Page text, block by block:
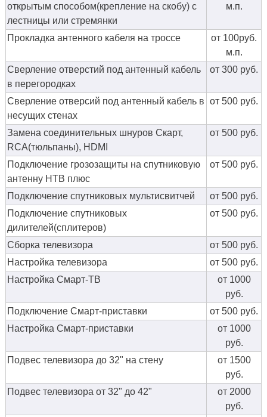
открытым способом(крепление на скобу) с
лестницы или стремянки
м.п.
Прокладка антенного кабеля на троссе
от 100руб.
м.п.
Сверление отверстий под антенный кабель
в перегородках
от 300 руб.
Сверление отверсий под антенный кабель в
несущих стенах
от 500 руб.
Замена соединительных шнуров Скарт,
RCA(тюльпаны), HDMI
от 500 руб.
Подключение грозозащиты на спутниковую
антенну НТВ плюс
от 500 руб.
Подключение спутниковых мультисвитчей
от 500 руб.
Подключение спутниковых
дилителей(сплитеров)
от 500 руб.
Сборка телевизора
от 500 руб.
Настройка телевизора
от 500 руб.
Настройка Смарт-ТВ
от 1000
руб.
Подключение Смарт-приставки
от 500 руб.
Настройка Смарт-приставки
от 1000
руб.
Подвес телевизора до 32" на стену
от 1500
руб.
Подвес телевизора от 32" до 42"
от 2000
руб.